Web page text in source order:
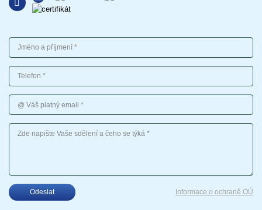
Jméno a příjmení
Telefon
Váš platný email
Vaše sdělení
Odeslat Informace o ochraně OÚ